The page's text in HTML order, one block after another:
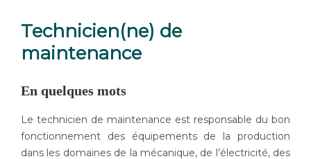
Technicien(ne) de
maintenance
En quelques mots
Le technicien de maintenance est responsable du bon
fonctionnement des équipements de la production
dans les domaines de la mécanique, de l’électricité, des